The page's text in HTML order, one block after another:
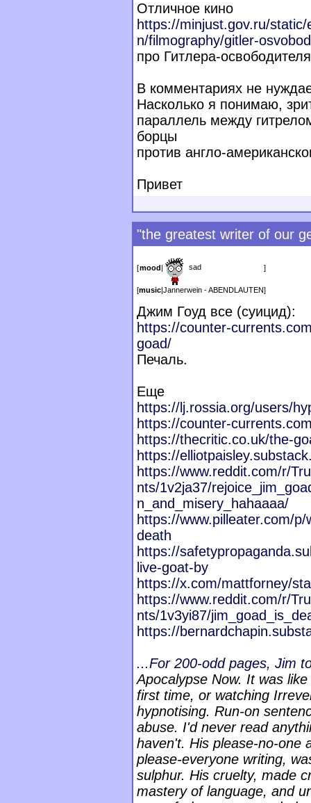
Отличное кино
https://minjust.gov.ru/static/
n/filmography/gitler-
про Гитлера-
В комментариях не
Насколько я понимаю,
параллель между
борцы
против англо-
Привет
"the greatest writer of our
[mood sad ]
[music Jannerwein - ABENDLAUTEN]
Джим Гоуд все (суицид):
https://counter-
goad/
Печаль.
Еще
https://lj.rossia.org/users/
https://counter-
https://thecritic.co.uk/the-
https://
https://www.reddit.com/r/
nts/1v2ja37/
n_and_misery_hahaaaa/
https://www.pilleater.com/p/
death
https://
live-goat-by
https://x.com/mattforney/
https://www.reddit.com/r/
nts/1v3yi87/
https://
...For 200-odd pages, Jim
Apocalypse Now. It was
first time, or watching
hypnotising. Run-on
abuse. I'd never read
haven't. His please-no-one
please-everyone writing,
sulphur. His cruelty, made
mastery of language, and